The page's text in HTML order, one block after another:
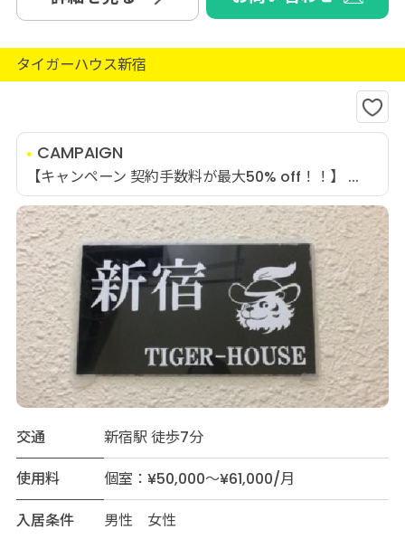
タイガーハウス新宿
CAMPAIGN
【キャンペーン 契約手数料が最大50% off！！】 ...
交通
新宿駅 徒歩7分
使用料
個室：¥50,000～¥61,000/月
入居条件
男性 女性